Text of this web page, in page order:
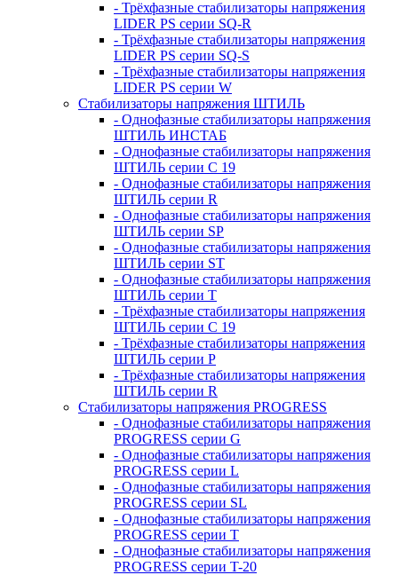
- Трёхфазные стабилизаторы напряжения
LIDER PS серии SQ-R
- Трёхфазные стабилизаторы напряжения
LIDER PS серии SQ-S
- Трёхфазные стабилизаторы напряжения
LIDER PS серии W
Стабилизаторы напряжения ШТИЛЬ
- Однофазные стабилизаторы напряжения
ШТИЛЬ ИНСТАБ
- Однофазные стабилизаторы напряжения
ШТИЛЬ серии C 19
- Однофазные стабилизаторы напряжения
ШТИЛЬ серии R
- Однофазные стабилизаторы напряжения
ШТИЛЬ серии SP
- Однофазные стабилизаторы напряжения
ШТИЛЬ серии ST
- Однофазные стабилизаторы напряжения
ШТИЛЬ серии T
- Трёхфазные стабилизаторы напряжения
ШТИЛЬ серии C 19
- Трёхфазные стабилизаторы напряжения
ШТИЛЬ серии P
- Трёхфазные стабилизаторы напряжения
ШТИЛЬ серии R
Стабилизаторы напряжения PROGRESS
- Однофазные стабилизаторы напряжения
PROGRESS серии G
- Однофазные стабилизаторы напряжения
PROGRESS серии L
- Однофазные стабилизаторы напряжения
PROGRESS серии SL
- Однофазные стабилизаторы напряжения
PROGRESS серии T
- Однофазные стабилизаторы напряжения
PROGRESS серии T-20